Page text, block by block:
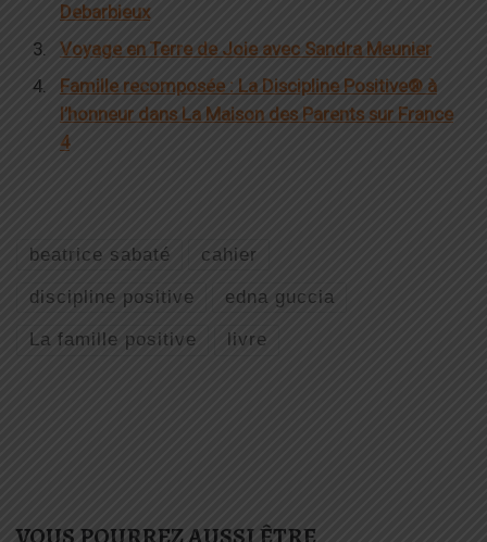
Debarbieux
Voyage en Terre de Joie avec Sandra Meunier
Famille recomposée : La Discipline Positive® à
l’honneur dans La Maison des Parents sur France
4
beatrice sabaté cahier
discipline positive edna guccia
La famille positive livre